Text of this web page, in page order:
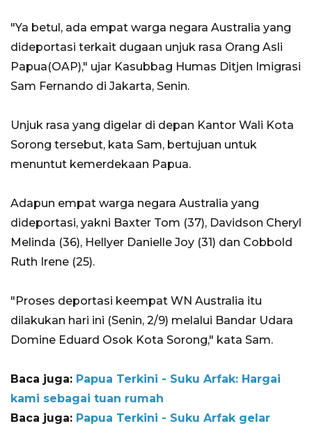
"Ya betul, ada empat warga negara Australia yang
dideportasi terkait dugaan unjuk rasa Orang Asli
Papua(OAP)," ujar Kasubbag Humas Ditjen Imigrasi
Sam Fernando di Jakarta, Senin.
Unjuk rasa yang digelar di depan Kantor Wali Kota
Sorong tersebut, kata Sam, bertujuan untuk
menuntut kemerdekaan Papua.
Adapun empat warga negara Australia yang
dideportasi, yakni Baxter Tom (37), Davidson Cheryl
Melinda (36), Hellyer Danielle Joy (31) dan Cobbold
Ruth Irene (25).
"Proses deportasi keempat WN Australia itu
dilakukan hari ini (Senin, 2/9) melalui Bandar Udara
Domine Eduard Osok Kota Sorong," kata Sam.
Baca juga: Papua Terkini - Suku Arfak: Hargai
kami sebagai tuan rumah
Baca juga: Papua Terkini - Suku Arfak gelar